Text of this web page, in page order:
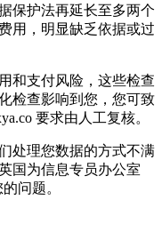
保护法再延长至多两个
用，明显缺乏依据或过
和支付风险，这些检查
检查影响到您，您可致
要求由人工复核。
处理您数据的方式不满
国为信息专员办公室
问题。